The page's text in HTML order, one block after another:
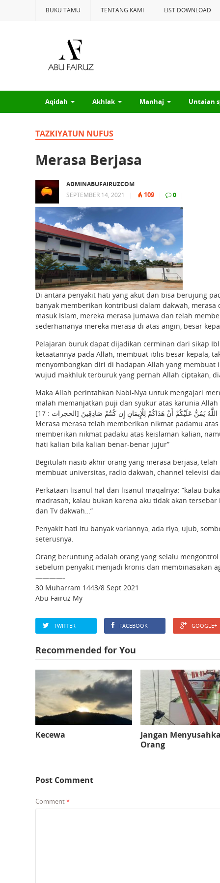
BUKU TAMU TENTANG KAMI LIST DOWNLOAD
Aqidah Akhlak Manhaj Untaian
TAZKIYATUN NUFUS
Merasa Berjasa
ADMINABUFAIRUZCOM
SEPTEMBER 14, 2021
109 0
Di antara penyakit hati yang akut dan bisa berujung
banyak memberikan kontribusi dalam dakwah,
masuk Islam, mereka merasa jumawa dan telah
sederhananya mereka merasa di atas angin, besar
Pelajaran buruk dapat dijadikan cerminan dari sikap
ketaatannya pada Allah, membuat iblis besar kepala,
menyombongkan diri di hadapan Allah yang
wujud makhluk terburuk yang pernah Allah ciptakan,
Maka Allah perintahkan Nabi-Nya untuk mengajari
malah memanjatkan puji dan syukur atas karunia
يَمُنُّ عَلَيْكُمْ أَنْ هَدَاكُمْ لِلْإِيمَانِ إِن كُنتُمْ صَادِقِينَ [الحجرات : 17]
Merasa merasa telah memberikan nikmat padamu
memberikan nikmat padaku atas keislaman kalian,
hati kalian bila kalian benar-benar jujur”
Begitulah nasib akhir orang yang merasa berjasa,
membuat universitas, radio dakwah, channel televisi
Perkataan lisanul hal dan lisanul maqalnya: ”kalau
madrasah; kalau bukan karena aku tidak akan
dan Tv dakwah…”
Penyakit hati itu banyak variannya, ada riya, ujub,
seterusnya.
Orang beruntung adalah orang yang selalu
sebelum penyakit menjadi kronis dan membinasakan
————-
30 Muharram 1443/8 Sept 2021
Abu Fairuz My
TWITTER FACEBOOK GOOGLE+
Recommended for You
Kecewa
Jangan
Orang
Post Comment
Comment*